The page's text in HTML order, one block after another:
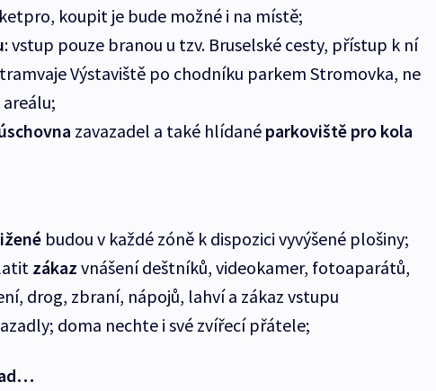
koupit je bude možné i na místě;
: vstup pouze branou u tzv. Bruselské cesty, přístup k ní
Výstaviště po chodníku parkem Stromovka, ne
zavazadel a také hlídané parkoviště pro kola
budou v každé zóně k dispozici vyvýšené plošiny;
zákaz vnášení deštníků, videokamer, fotoaparátů,
drog, zbraní, nápojů, lahví a zákaz vstupu
doma nechte i své zvířecí přátele;